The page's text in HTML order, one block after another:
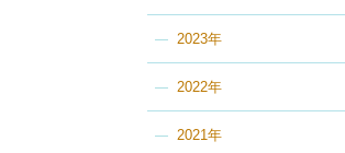
2023年
2022年
2021年